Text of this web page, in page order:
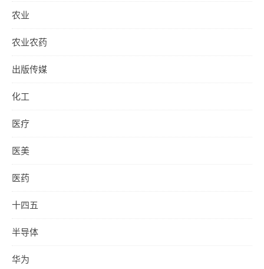
农业
农业农药
出版传媒
化工
医疗
医美
医药
十四五
半导体
华为